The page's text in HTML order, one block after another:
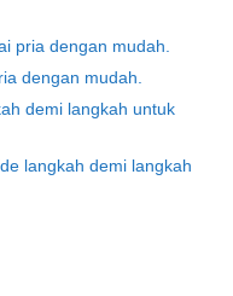
pria dengan mudah.
dengan mudah.
demi langkah untuk
langkah demi langkah